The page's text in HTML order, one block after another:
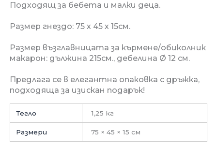
Подходящ за бебета и малки деца.
Размер гнездо: 75 х 45 х 15см.
Размер възглавницата за кърмене/обиколник
макарон: дължина 215см., дебелина Ø 12 см.
Предлага се в елегантна опаковка с дръжка,
подходяща за изискан подарък!
Тегло 1,25 кг
Размери 75 × 45 × 15 см